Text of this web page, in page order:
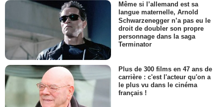
Même si l’allemand est sa
langue maternelle, Arnold
Schwarzenegger n’a pas eu le
droit de doubler son propre
personnage dans la saga
Terminator
Plus de 300 films en 47 ans de
carrière : c'est l'acteur qu'on a
le plus vu dans le cinéma
français !